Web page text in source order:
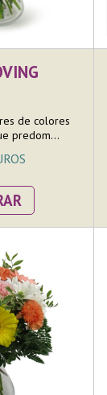
de colores
predom...